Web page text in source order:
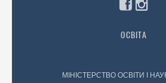
ОСВІТА
МІНІСТЕРСТВО ОСВІТИ І